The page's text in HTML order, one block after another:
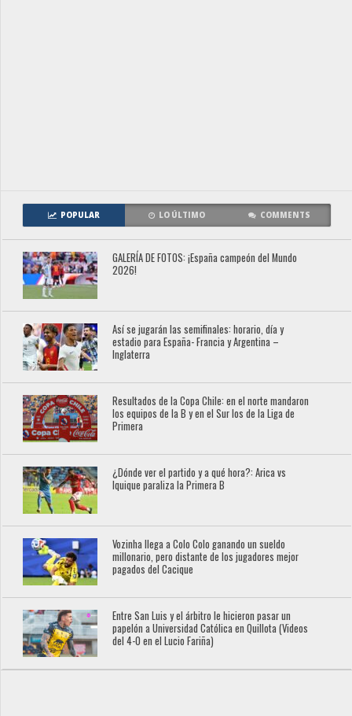
POPULAR LO ÚLTIMO COMMENTS
GALERÍA DE FOTOS: ¡España campeón del Mundo
2026!
Así se jugarán las semifinales: horario, día y
estadio para España- Francia y Argentina –
Inglaterra
Resultados de la Copa Chile: en el norte mandaron
los equipos de la B y en el Sur los de la Liga de
Primera
¿Dónde ver el partido y a qué hora?: Arica vs
Iquique paraliza la Primera B
Vozinha llega a Colo Colo ganando un sueldo
millonario, pero distante de los jugadores mejor
pagados del Cacique
Entre San Luis y el árbitro le hicieron pasar un
papelón a Universidad Católica en Quillota (Videos
del 4-0 en el Lucio Fariña)